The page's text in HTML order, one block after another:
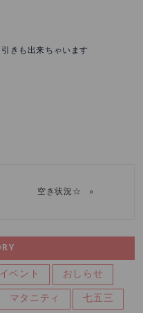
きも出来ちゃいます
空き状況☆ »
イベント おしらせ
マタニティ 七五三